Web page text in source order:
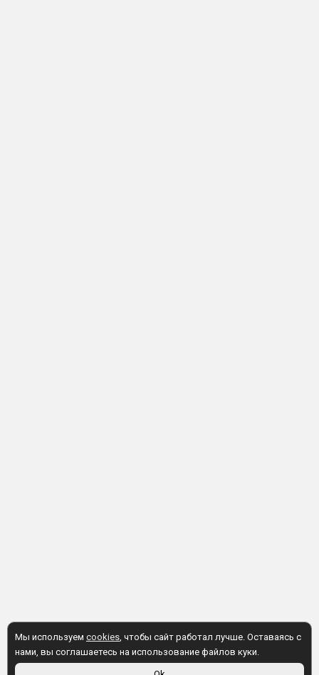
Мы используем cookies, чтобы сайт работал лучше. Оставаясь с
нами, вы соглашаетесь на использование файлов куки.